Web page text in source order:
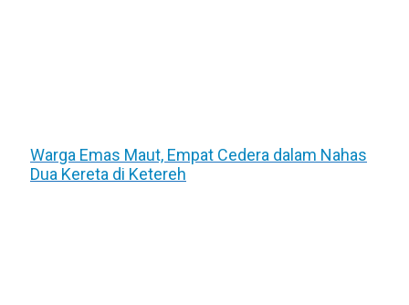
Warga Emas Maut, Empat Cedera dalam Nahas
Dua Kereta di Ketereh